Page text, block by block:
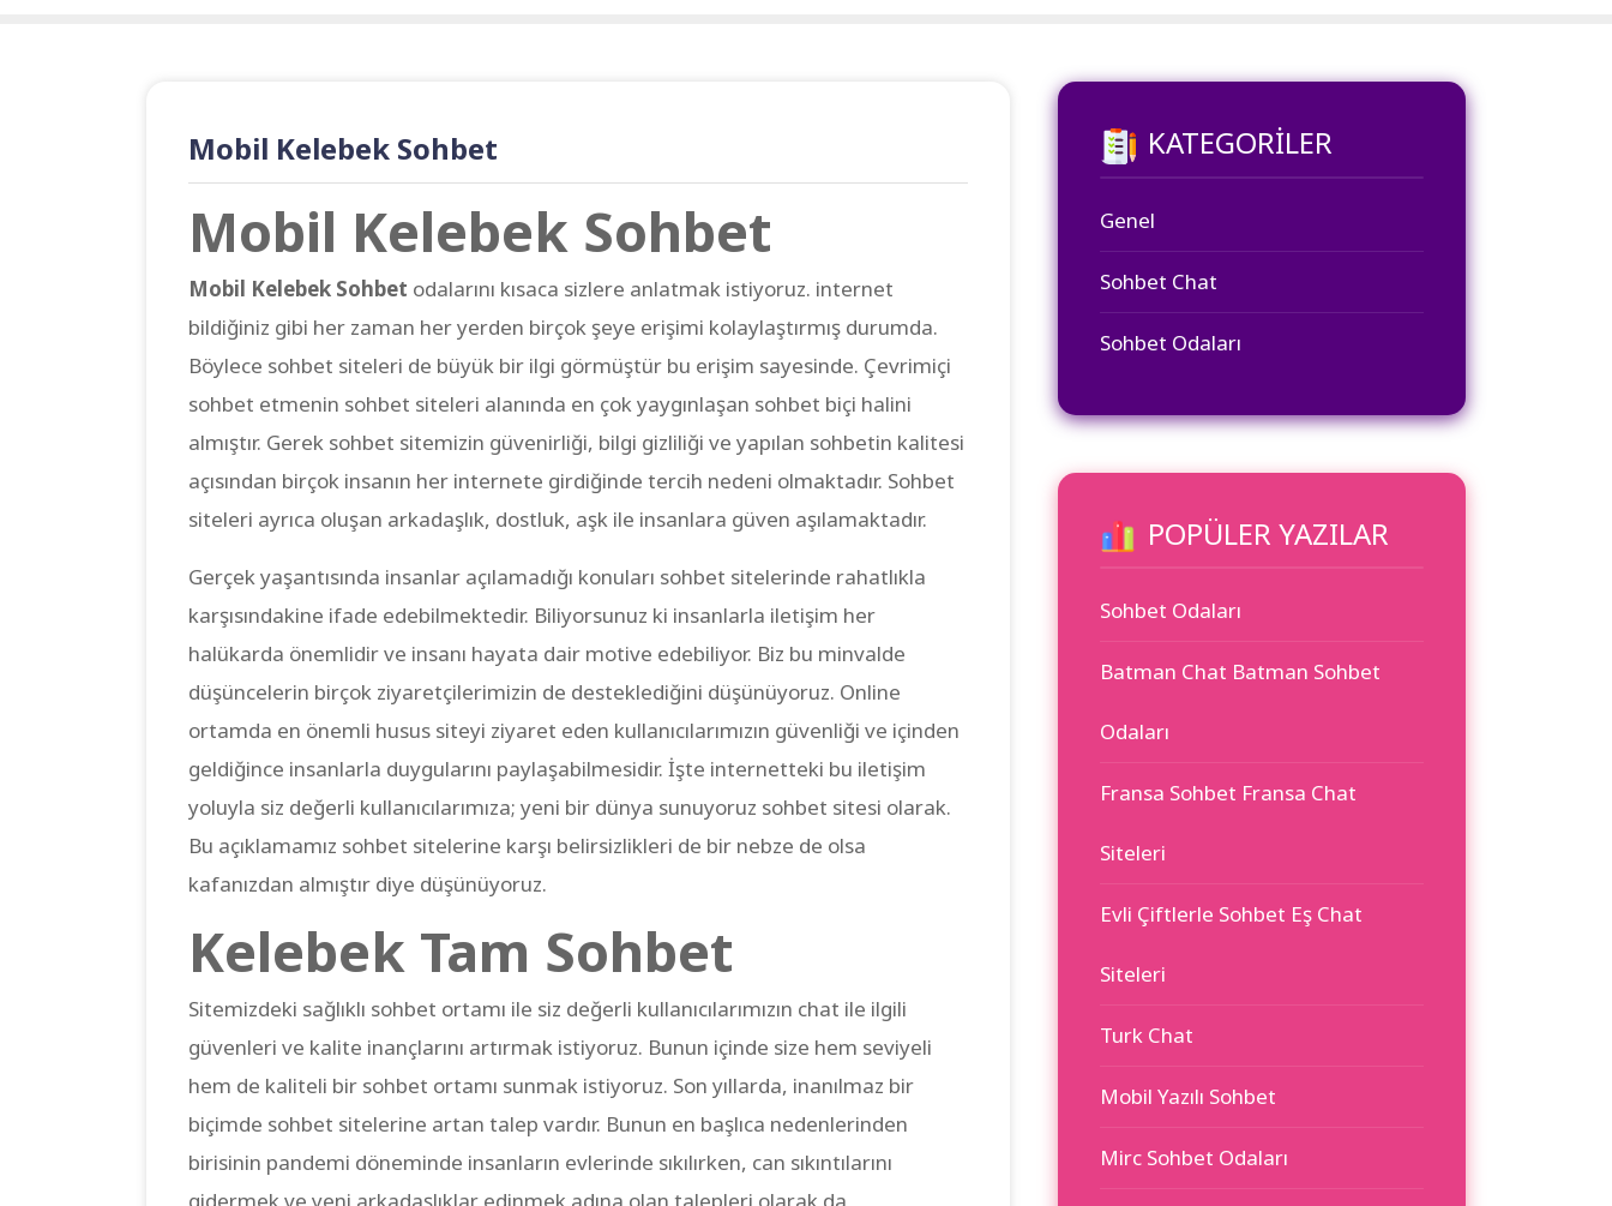
Mobil Kelebek Sohbet
Mobil Kelebek Sohbet
Mobil Kelebek Sohbet odalarını kısaca sizlere anlatmak istiyoruz. internet
bildiğiniz gibi her zaman her yerden birçok şeye erişimi kolaylaştırmış durumda.
Böylece sohbet siteleri de büyük bir ilgi görmüştür bu erişim sayesinde. Çevrimiçi
sohbet etmenin sohbet siteleri alanında en çok yaygınlaşan sohbet biçi halini
almıştır. Gerek sohbet sitemizin güvenirliği, bilgi gizliliği ve yapılan sohbetin kalitesi
açısından birçok insanın her internete girdiğinde tercih nedeni olmaktadır. Sohbet
siteleri ayrıca oluşan arkadaşlık, dostluk, aşk ile insanlara güven aşılamaktadır.
Gerçek yaşantısında insanlar açılamadığı konuları sohbet sitelerinde rahatlıkla
karşısındakine ifade edebilmektedir. Biliyorsunuz ki insanlarla iletişim her
halükarda önemlidir ve insanı hayata dair motive edebiliyor. Biz bu minvalde
düşüncelerin birçok ziyaretçilerimizin de desteklediğini düşünüyoruz. Online
ortamda en önemli husus siteyi ziyaret eden kullanıcılarımızın güvenliği ve içinden
geldiğince insanlarla duygularını paylaşabilmesidir. İşte internetteki bu iletişim
yoluyla siz değerli kullanıcılarımıza; yeni bir dünya sunuyoruz sohbet sitesi olarak.
Bu açıklamamız sohbet sitelerine karşı belirsizlikleri de bir nebze de olsa
kafanızdan almıştır diye düşünüyoruz.
Kelebek Tam Sohbet
Sitemizdeki sağlıklı sohbet ortamı ile siz değerli kullanıcılarımızın chat ile ilgili
güvenleri ve kalite inançlarını artırmak istiyoruz. Bunun içinde size hem seviyeli
hem de kaliteli bir sohbet ortamı sunmak istiyoruz. Son yıllarda, inanılmaz bir
biçimde sohbet sitelerine artan talep vardır. Bunun en başlıca nedenlerinden
birisinin pandemi döneminde insanların evlerinde sıkılırken, can sıkıntılarını
KATEGORILER
Genel
Sohbet Chat
Sohbet Odaları
POPÜLER YAZILAR
Sohbet Odaları
Batman Chat Batman Sohbet
Odaları
Fransa Sohbet Fransa Chat
Siteleri
Evli Çiftlerle Sohbet Eş Chat
Siteleri
Turk Chat
Mobil Yazılı Sohbet
Mirc Sohbet Odaları